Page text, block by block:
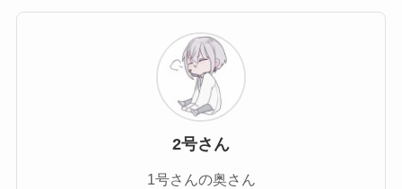
2号さん
1号さんの奥さん